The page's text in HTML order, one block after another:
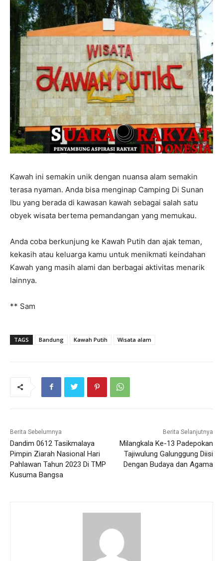
Kawah ini semakin unik dengan nuansa alam semakin
terasa nyaman. Anda bisa menginap Camping Di Sunan
Ibu yang berada di kawasan kawah sebagai salah satu
obyek wisata bertema pemandangan yang memukau.
Anda coba berkunjung ke Kawah Putih dan ajak teman,
kekasih atau keluarga kamu untuk menikmati keindahan
Kawah yang masih alami dan berbagai aktivitas menarik
lainnya.
** Sam
TAGS Bandung Kawah Putih Wisata alam
Berita Sebelumnya
Dandim 0612 Tasikmalaya
Pimpin Ziarah Nasional Hari
Pahlawan Tahun 2023 Di TMP
Kusuma Bangsa
Berita Selanjutnya
Milangkala Ke-13 Padepokan
Tajiwulung Galunggung Diisi
Dengan Budaya dan Agama